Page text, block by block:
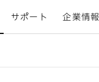
サポート 企業情報